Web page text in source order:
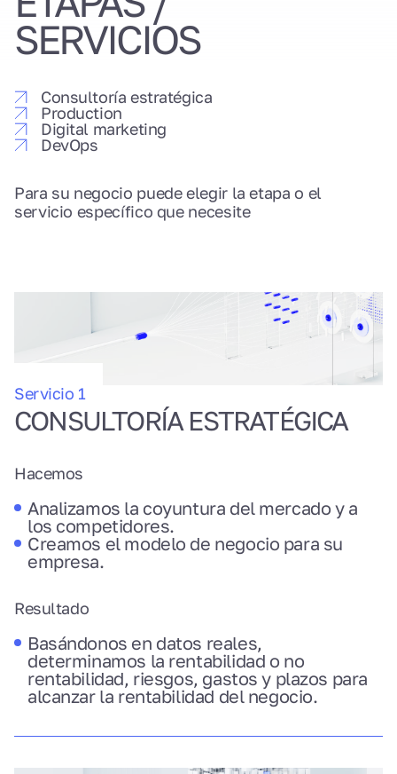
SERVICIOS
Consultoría estratégica
Production
Digital marketing
DevOps
Para su negocio puede elegir la etapa o el
servicio específico que necesite
Servicio 1
CONSULTORÍA ESTRATÉGICA
Hacemos
Analizamos la coyuntura del mercado y a
los competidores.
Creamos el modelo de negocio para su
empresa.
Resultado
Basándonos en datos reales,
determinamos la rentabilidad o no
rentabilidad, riesgos, gastos y plazos para
alcanzar la rentabilidad del negocio.